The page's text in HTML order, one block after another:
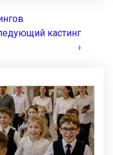
кастинг
›